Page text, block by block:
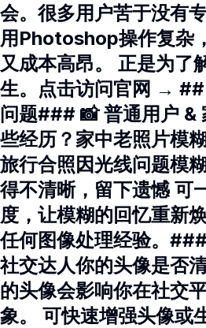
会。很多用户苦于没有
用Photoshop操作复杂
又成本高昂。 正是为了
生。点击访问官网 →
问题### 📸 普通用户 &
些经历？家中老照片模
旅行合照因光线问题模
得不清晰，留下遗憾 可
度，让模糊的回忆重新
任何图像处理经验。
社交达人你的头像是否
的头像会影响你在社交
象。 可快速增强头像或